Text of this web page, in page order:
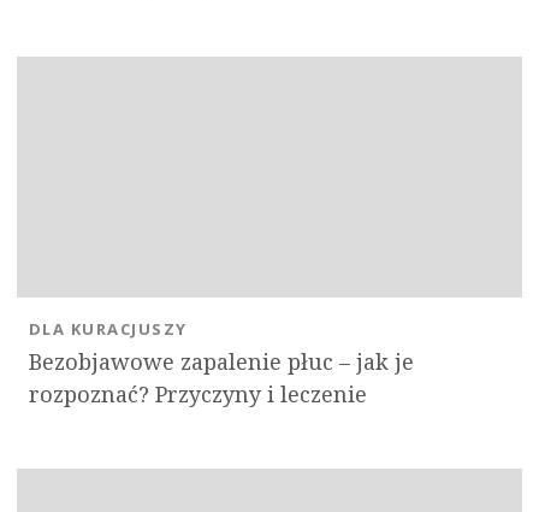
Bezobjawowe zapalenie płuc – jak je
rozpoznać? Przyczyny i leczenie
DLA KURACJUSZY